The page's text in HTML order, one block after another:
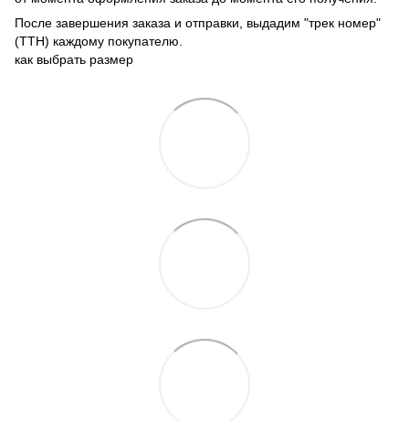
После завершения заказа и отправки, выдадим "трек номер"
(ТТН) каждому покупателю.
как выбрать размер